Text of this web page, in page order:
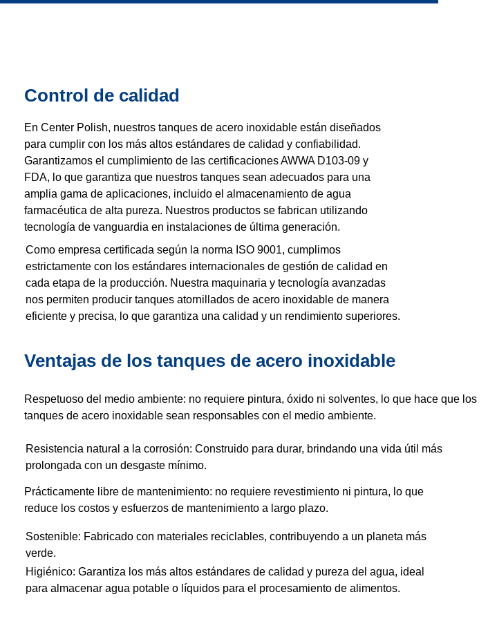
Control de calidad
En Center Polish, nuestros tanques de acero inoxidable están diseñados
para cumplir con los más altos estándares de calidad y confiabilidad.
Garantizamos el cumplimiento de las certificaciones AWWA D103-09 y
FDA, lo que garantiza que nuestros tanques sean adecuados para una
amplia gama de aplicaciones, incluido el almacenamiento de agua
farmacéutica de alta pureza. Nuestros productos se fabrican utilizando
tecnología de vanguardia en instalaciones de última generación.
Ventajas de los tanques de acero inoxidable
Respetuoso del medio ambiente: no requiere pintura, óxido ni solventes, lo que hace que los
tanques de acero inoxidable sean responsables con el medio ambiente.
Como empresa certificada según la norma ISO 9001, cumplimos
estrictamente con los estándares internacionales de gestión de calidad en
cada etapa de la producción. Nuestra maquinaria y tecnología avanzadas
nos permiten producir tanques atornillados de acero inoxidable de manera
eficiente y precisa, lo que garantiza una calidad y un rendimiento superiores.
Higiénico: Garantiza los más altos estándares de calidad y pureza del agua, ideal
para almacenar agua potable o líquidos para el procesamiento de alimentos.
Resistencia natural a la corrosión: Construido para durar, brindando una vida útil más
prolongada con un desgaste mínimo.
Prácticamente libre de mantenimiento: no requiere revestimiento ni pintura, lo que
reduce los costos y esfuerzos de mantenimiento a largo plazo.
Sostenible: Fabricado con materiales reciclables, contribuyendo a un planeta más
verde.